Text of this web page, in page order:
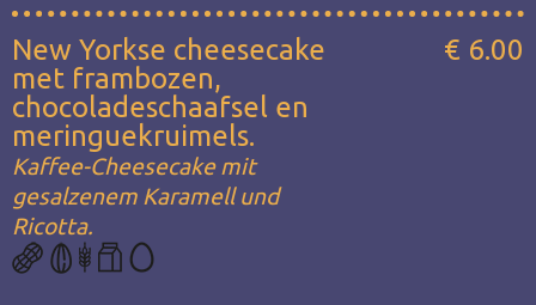
New Yorkse cheesecake
met frambozen,
chocoladeschaafsel en
meringuekruimels.
Kaffee-Cheesecake mit
gesalzenem Karamell und
Ricotta.
€ 6.00